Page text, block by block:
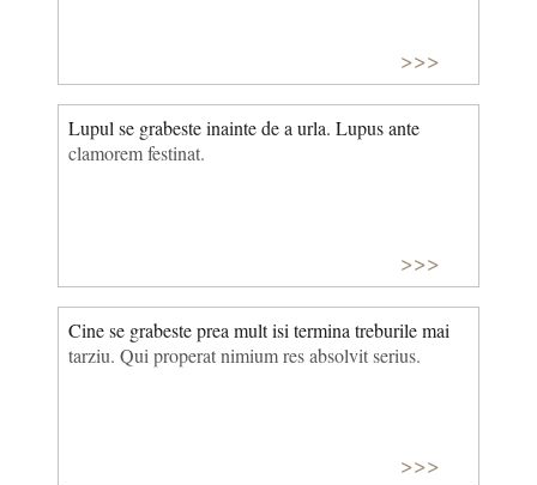
>>>
Lupul se grabeste inainte de a urla. Lupus ante
clamorem festinat.
>>>
Cine se grabeste prea mult isi termina treburile mai
tarziu. Qui properat nimium res absolvit serius.
>>>